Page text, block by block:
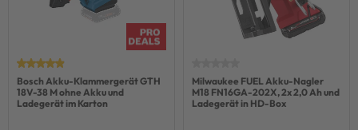
Bosch Akku-Klammergerät GTH
18V-38 M ohne Akku und
Ladegerät im Karton
Milwaukee FUEL Akku-Nagler
M18 FN16GA-202X, 2x 2,0 Ah und
Ladegerät in HD-Box